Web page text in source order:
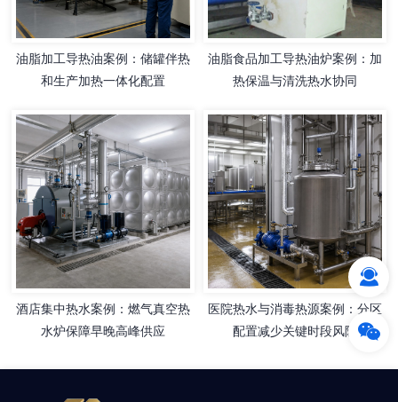
油脂加工导热油案例：储罐伴热
和生产加热一体化配置
油脂食品加工导热油炉案例：加
热保温与清洗热水协同
酒店集中热水案例：燃气真空热
水炉保障早晚高峰供应
医院热水与消毒热源案例：分区
配置减少关键时段风险